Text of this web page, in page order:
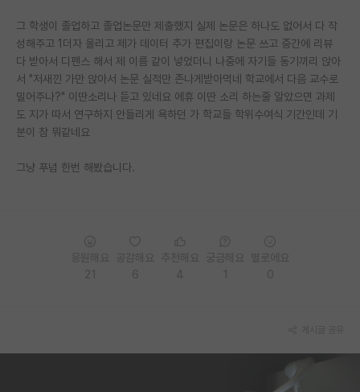
임용 후기 게시판
PI 전용 게시판
인문사회 계열 게시판
특수/전문대학원 게시판
반도체/AI 게시판
그 학생이 졸업하고 졸업논문만 제출했지 실제 논문은 하나도 없어서 다 작
성해주고 1더자 올리고 제가 데이터 추가 편집이랑 논문 쓰고 중간에 리뷰
다 받아서 디펜스 해서 제 이름 같이 넣었더니 나중에 자기들 동기끼리 앉아
서 "저새낀 가만 앉아서 논문 실적만 존나게받아먹네 학교에서 다음 교수로
밀어주나?" 이딴소리나 듣고 있네요 에휴 이딴 소리 하는줄 알았으면 과제
도 지가 따서 연구하지 안들리게 욕하던 가 학교들 학위수여식 기간인데 기
분이 참 뭐같네요
그냥 푸념 한번 해봤습니다.